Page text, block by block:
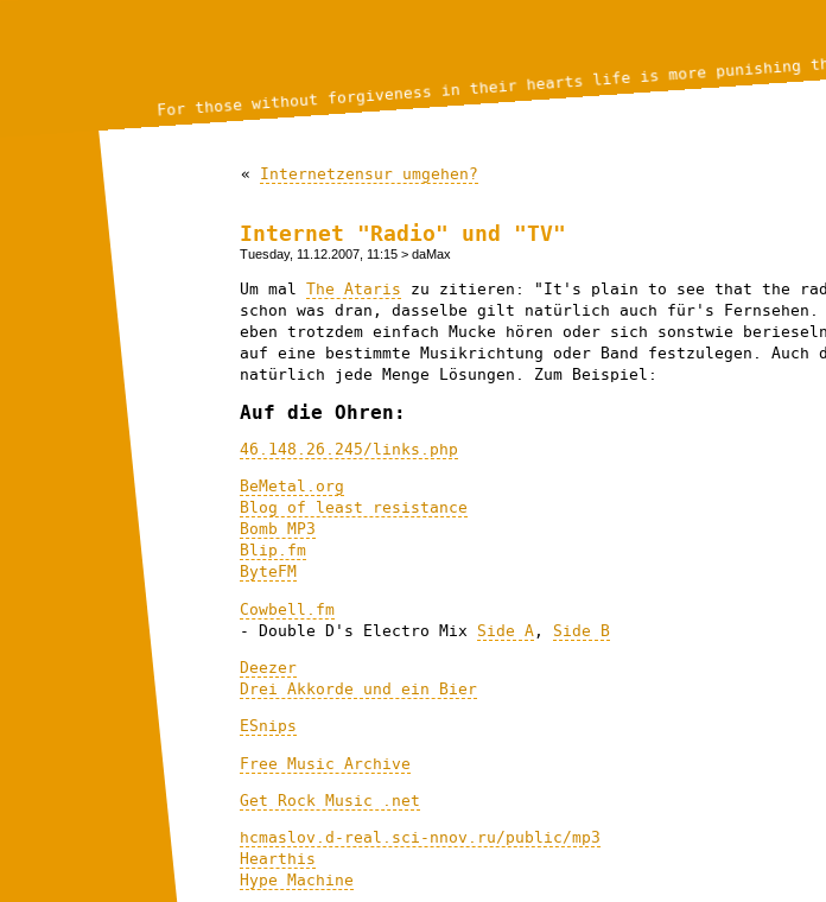
For those without forgiveness in their hearts life is more punishing
« Internetzensur umgehen?
Internet "Radio" und "TV"
Tuesday, 11.12.2007, 11:15 > daMax
Um mal The Ataris zu zitieren: "It's plain to see that the
schon was dran, dasselbe gilt natürlich auch für's Fernsehen.
eben trotzdem einfach Mucke hören oder sich sonstwie
auf eine bestimmte Musikrichtung oder Band festzulegen.
natürlich jede Menge Lösungen. Zum Beispiel:
Auf die Ohren:
46.148.26.245/links.php
BeMetal.org
Blog of least resistance
Bomb MP3
Blip.fm
ByteFM
Cowbell.fm
- Double D's Electro Mix Side A , Side B
Deezer
Drei Akkorde und ein Bier
ESnips
Free Music Archive
Get Rock Music .net
hcmaslov.d-real.sci-nnov.ru/public/mp3
Hearthis
Hype Machine